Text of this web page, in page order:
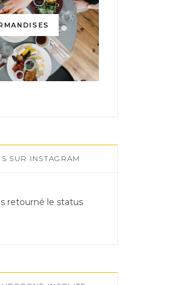
SUR INSTAGRAM
retourné le status